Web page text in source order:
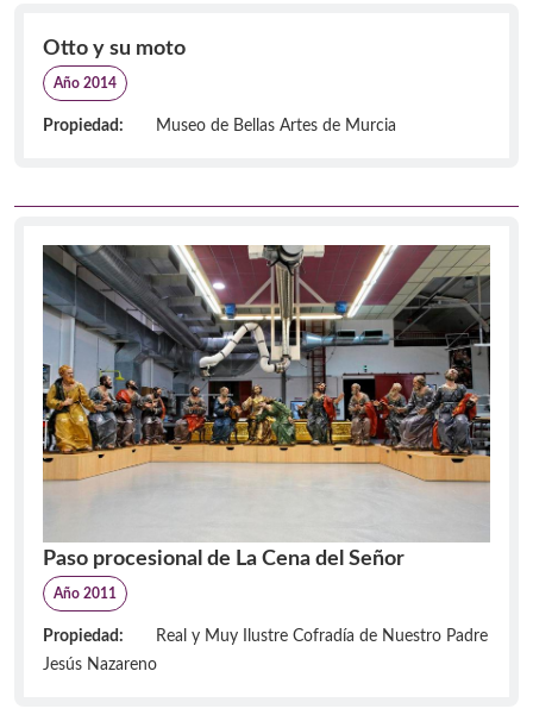
Otto y su moto
Año 2014
Propiedad: Museo de Bellas Artes de Murcia
Paso procesional de La Cena del Señor
Año 2011
Propiedad:
Real y Muy Ilustre Cofradía de Nuestro Padre
Jesús Nazareno